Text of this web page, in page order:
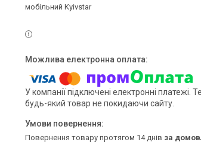
мобільний Kyivstar
У компанії підключені електронні платежі.
будь-який товар не покидаючи сайту.
повернення товару протягом 14 днів за